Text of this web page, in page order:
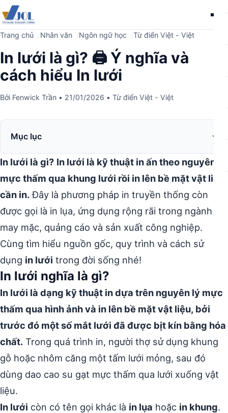
Trang chủ Nhân văn Ngôn ngữ học Từ điển Việt - Việt
In lưới là gì? 🖨️ Ý nghĩa và
cách hiểu In lưới
Bởi Fenwick Trần • 21/01/2026 • Từ điển Việt - Việt
Mục lục
In lưới là gì? In lưới là kỹ thuật in ấn theo nguyên lý
mực thấm qua khung lưới rồi in lên bề mặt vật liệu
cần in.Đây là phương pháp in truyền thống còn
được gọi là in lụa, ứng dụng rộng rãi trong ngành
may mặc, quảng cáo và sản xuất công nghiệp.
Cùng tìm hiểu nguồn gốc, quy trình và cách sử
dụng in lưới trong đời sống nhé!
In lưới nghĩa là gì?
In lưới là dạng kỹ thuật in dựa trên nguyên lý mực
thấm qua hình ảnh và in lên bề mặt vật liệu, bởi
trước đó một số mắt lưới đã được bịt kín bằng hóa
chất. Trong quá trình in, người thợ sử dụng khung
gỗ hoặc nhôm căng một tấm lưới mỏng, sau đó
dùng dao cao su gạt mực thấm qua lưới xuống vật
liệu.
In lưới còn có tên gọi khác là in lụa hoặc in khung.